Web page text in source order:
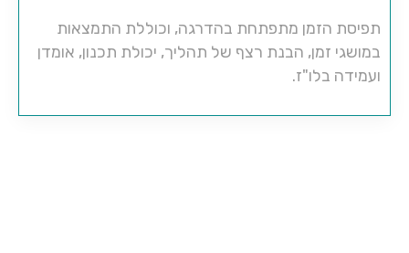
תפיסת הזמן מתפתחת בהדרגה, וכוללת התמצאות
במושגי זמן, הבנת רצף של תהליך, יכולת תכנון, אומדן
ועמידה בלו"ז.